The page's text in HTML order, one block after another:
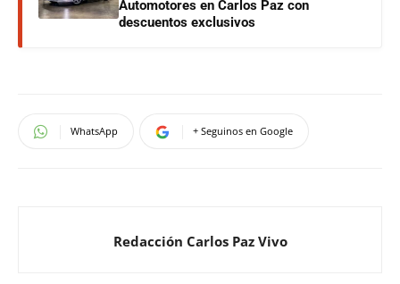
Automotores en Carlos Paz con
descuentos exclusivos
WhatsApp + Seguinos en Google
Redacción Carlos Paz Vivo